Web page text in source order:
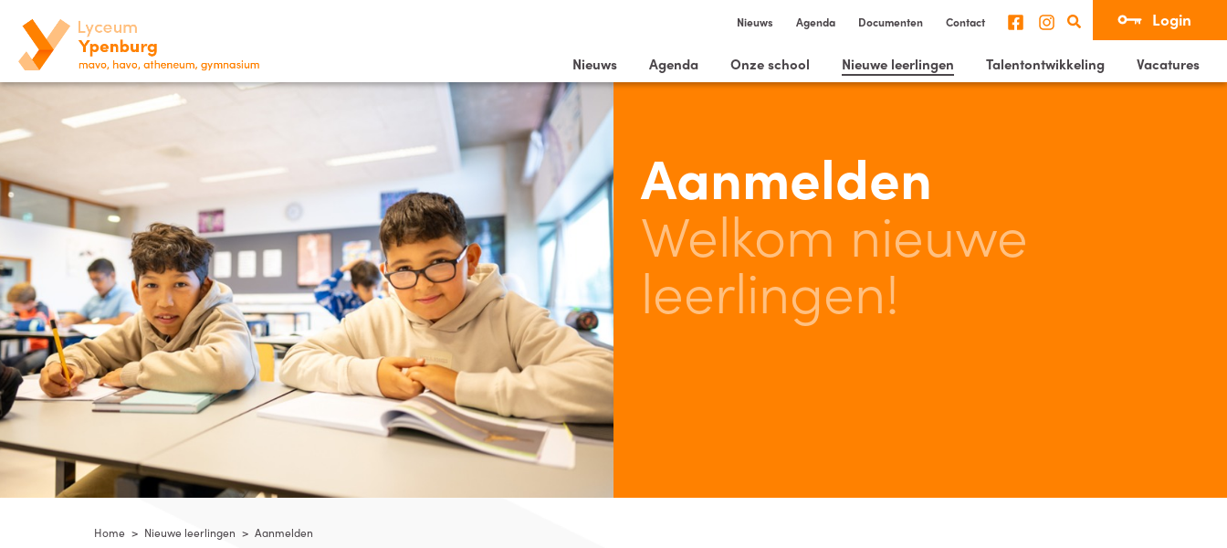
Login
Nieuws Agenda Documenten Contact
Nieuws Agenda Onze school Nieuwe leerlingen Talentontwikkeling Vacatures
Aanmelden
Welkom nieuwe
leerlingen!
Home > Nieuwe leerlingen > Aanmelden